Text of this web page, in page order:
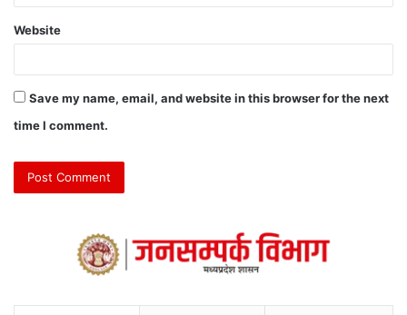
Website
Save my name, email, and website in this browser for the next
time I comment.